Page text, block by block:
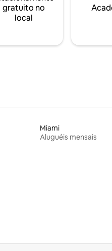
gratuito no
local
Miami
Aluguéis mensais